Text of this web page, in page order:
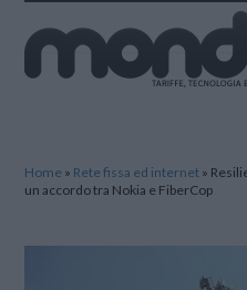
Home » Rete fissa ed internet »
un accordo tra Nokia e FiberCop